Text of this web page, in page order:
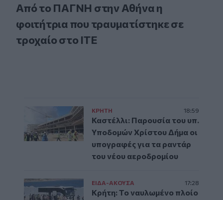
Από το ΠΑΓΝΗ στην Αθήνα η
φοιτήτρια που τραυματίστηκε σε
τροχαίο στο ΙΤΕ
ΚΡΗΤΗ 18:59
Καστέλλι: Παρουσία του υπ.
Υποδομών Χρίστου Δήμα οι
υπογραφές για τα ραντάρ
του νέου αεροδρομίου
ΕΙΔΑ-ΑΚΟΥΣΑ 17:28
Κρήτη: Το ναυλωμένο πλοίο